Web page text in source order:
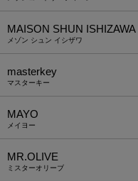
MAISON SHUN ISHIZAWA
メゾン シュン イシザワ
masterkey
マスターキー
MAYO
メイヨー
MR.OLIVE
ミスターオリーブ